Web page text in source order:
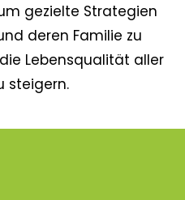
gezielte Strategien
deren Familie zu
Lebensqualität aller
steigern.